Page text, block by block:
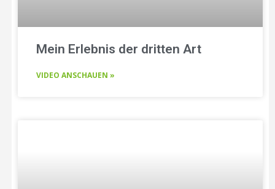
Mein Erlebnis der dritten Art
VIDEO ANSCHAUEN »